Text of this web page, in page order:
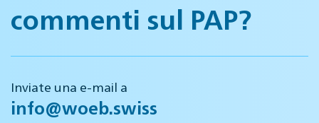
commenti sul PAP?
Inviate una e-mail a
info@woeb.swiss